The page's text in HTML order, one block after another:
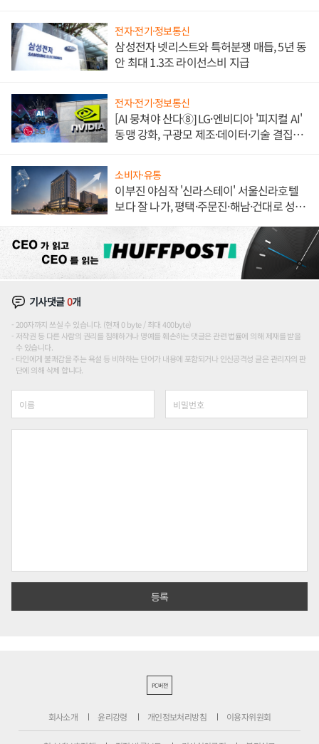
전자·전기·정보통신
삼성전자 넷리스트와 특허분쟁 매듭, 5년 동
안 최대 1.3조 라이선스비 지급
전자·전기·정보통신
[AI 뭉쳐야 산다⑧] LG·엔비디아 '피지컬 AI'
동맹 강화, 구광모 제조·데이터·기술 결집
소비자·유통
이부진 야심작 '신라스테이' 서울신라호텔
보다 잘 나가, 평택·주문진·해남·건대로 성
기사댓글0개
200자까지 쓰실 수 있습니다. (현재 0 byte / 최대 400byte)
저작권 등 다른 사람의 권리를 침해하거나 명예를 훼손하는 댓글은 관련 법률에 의해 제재를 받을
수 있습니다.
타인에게 불쾌감을 주는 욕설 등 비하하는 단어가 내용에 포함되거나 인신공격성 글은 관리자의 판
단에 의해 삭제 합니다.
PC버전
회사소개 윤리강령 개인정보처리방침 이용자위원회